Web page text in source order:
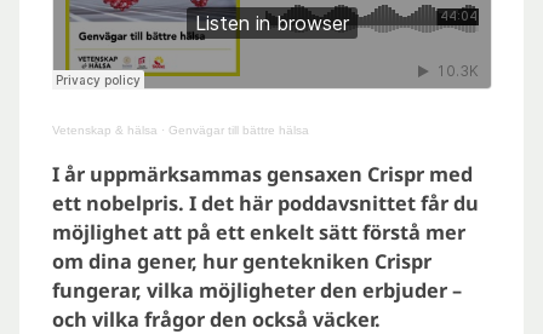
Vetenskap & hälsa · Genvägar till bättre hälsa
I år uppmärksammas gensaxen Crispr med
ett nobelpris. I det här poddavsnittet får du
möjlighet att på ett enkelt sätt förstå mer
om dina gener, hur gentekniken Crispr
fungerar, vilka möjligheter den erbjuder –
och vilka frågor den också väcker.